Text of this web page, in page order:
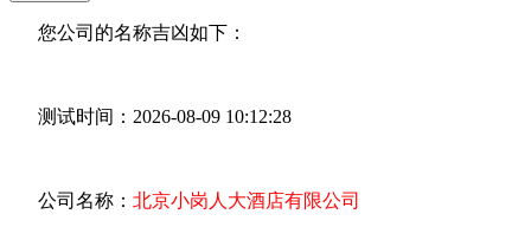
您公司的名称吉凶如下：
测试时间：2026-08-09 10:12:28
公司名称： 北京小岗人大酒店有限公司